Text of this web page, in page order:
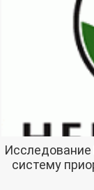
систему